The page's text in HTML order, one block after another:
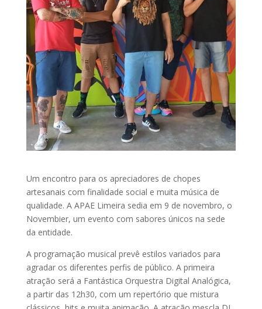
Um encontro para os apreciadores de chopes
artesanais com finalidade social e muita música de
qualidade. A APAE Limeira sedia em 9 de novembro, o
Novembier, um evento com sabores únicos na sede
da entidade.
A programação musical prevê estilos variados para
agradar os diferentes perfis de público. A primeira
atração será a Fantástica Orquestra Digital Analógica,
a partir das 12h30, com um repertório que mistura